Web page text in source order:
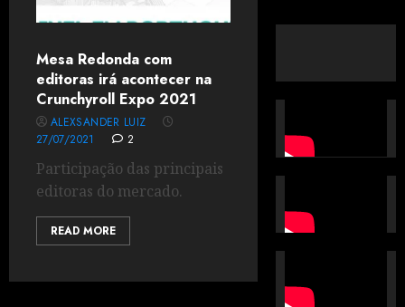
Mesa Redonda com
editoras irá acontecer na
Crunchyroll Expo 2021
ALEXSANDER LUIZ
27/07/2021
2
Participação das principais
editoras do mercado.
READ MORE